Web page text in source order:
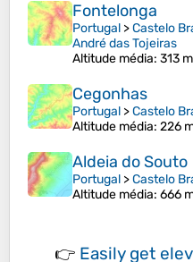
Fontelonga
Portugal >Castelo
André das Tojeiras
Altitude média: 313 m
Cegonhas
Portugal >Castelo
Altitude média: 226
Aldeia do Souto
Portugal >Castelo
Altitude média: 666
👉 Easily get